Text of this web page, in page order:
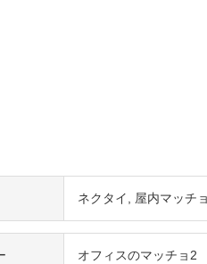
ネクタイ 屋内マッチ
オフィスのマッチョ2